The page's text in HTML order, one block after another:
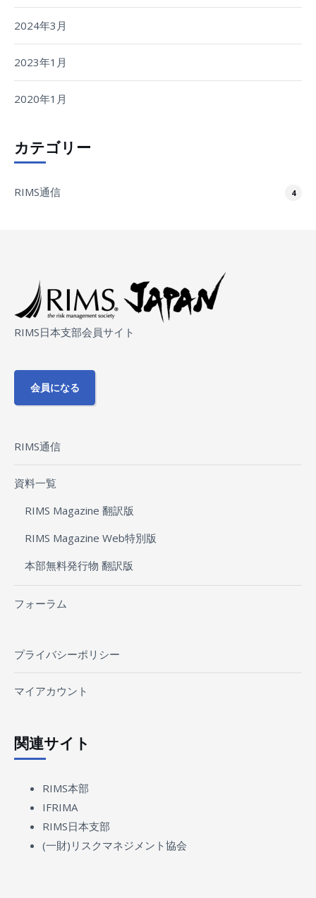
2024年3月
2023年1月
2020年1月
カテゴリー
RIMS通信 4
RIMS日本支部会員サイト
会員になる
RIMS通信
資料一覧
RIMS Magazine 翻訳版
RIMS Magazine Web特別版
本部無料発行物 翻訳版
フォーラム
プライバシーポリシー
マイアカウント
関連サイト
RIMS本部
IFRIMA
RIMS日本支部
(一財)リスクマネジメント協会